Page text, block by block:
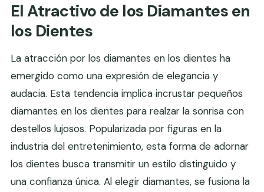
El Atractivo de los Diamantes en
los Dientes
La atracción por los diamantes en los dientes ha
emergido como una expresión de elegancia y
audacia. Esta tendencia implica incrustar pequeños
diamantes en los dientes para realzar la sonrisa con
destellos lujosos. Popularizada por figuras en la
industria del entretenimiento, esta forma de adornar
los dientes busca transmitir un estilo distinguido y
una confianza única. Al elegir diamantes, se fusiona la